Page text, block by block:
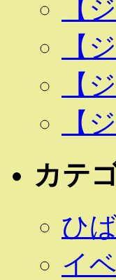
【
【
【
【
カテ
ひ
イ